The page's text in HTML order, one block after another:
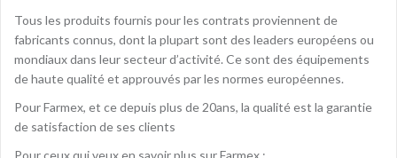
Tous les produits fournis pour les contrats proviennent de
fabricants connus, dont la plupart sont des leaders européens ou
mondiaux dans leur secteur d’activité. Ce sont des équipements
de haute qualité et approuvés par les normes européennes.
Pour Farmex, et ce depuis plus de 20ans, la qualité est la garantie
de satisfaction de ses clients
Pour ceux qui veux en savoir plus sur Farmex :